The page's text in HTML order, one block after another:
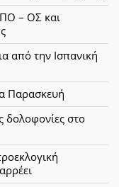
– ΟΣ και
από την Ισπανική
Παρασκευή
δολοφονίες στο